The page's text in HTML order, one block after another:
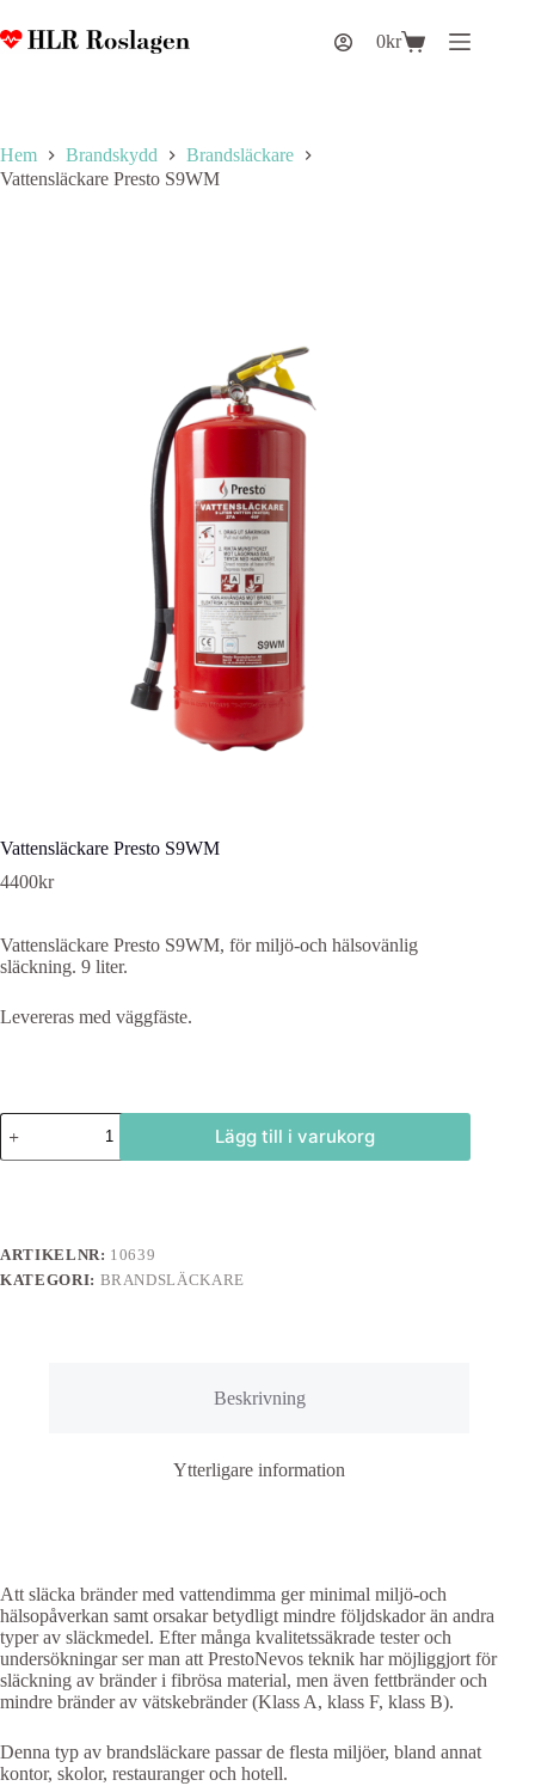
till
innehåll
Varukorg
0kr
Hem Brandskydd
Brandsläckare
Vattensläckare Presto S9WM
Vattensläckare Presto S9WM
4400kr
Vattensläckare Presto S9WM, för miljö-och hälsovänlig
släckning. 9 liter.
Levereras med väggfäste.
Vattensläckare
Presto
S9WM
Lägg till i varukorg
ARTIKELNR: 10639
KATEGORI: BRANDSLÄCKARE
Beskrivning
Ytterligare information
Att släcka bränder med vattendimma ger minimal miljö-och
hälsopåverkan samt orsakar betydligt mindre följdskador än andra
typer av släckmedel. Efter många kvalitetssäkrade tester och
undersökningar ser man att PrestoNevos teknik har möjliggjort för
släckning av bränder i fibrösa material, men även fettbränder och
mindre bränder av vätskebränder (Klass A, klass F, klass B).
Denna typ av brandsläckare passar de flesta miljöer, bland annat
kontor, skolor, restauranger och hotell.